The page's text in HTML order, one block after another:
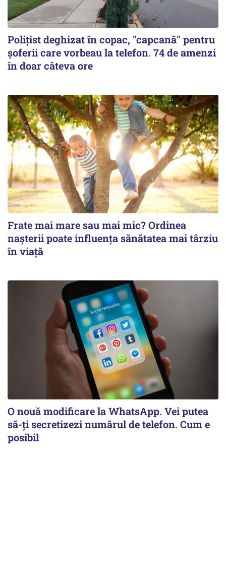
Polițist deghizat în copac, "capcană" pentru
șoferii care vorbeau la telefon. 74 de amenzi
în doar câteva ore
Frate mai mare sau mai mic? Ordinea
nașterii poate influența sănătatea mai târziu
în viață
O nouă modificare la WhatsApp. Vei putea
să-ți secretizezi numărul de telefon. Cum e
posibil